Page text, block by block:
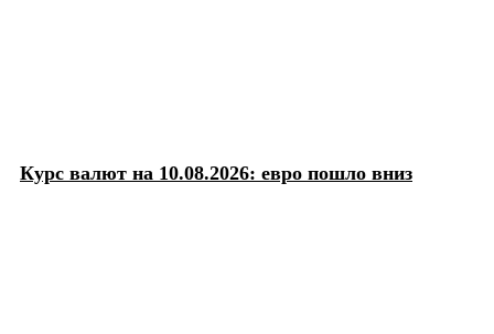
Курс валют на 10.08.2026: евро пошло вниз